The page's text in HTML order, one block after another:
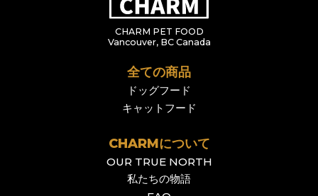
CHARM PET FOOD
Vancouver, BC Canada
全ての商品
ドッグフード
キャットフード
CHARMについて
OUR TRUE NORTH
私たちの物語